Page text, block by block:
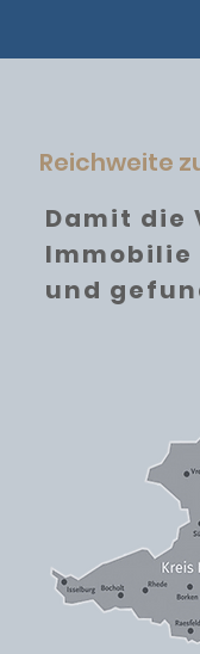
Reichweite
Damit die
und